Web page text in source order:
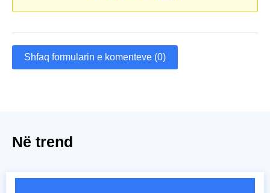
Shfaq formularin e komenteve (0)
Në trend